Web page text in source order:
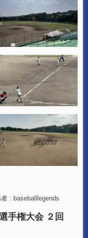
: baseballlegends
手権大会 ２回